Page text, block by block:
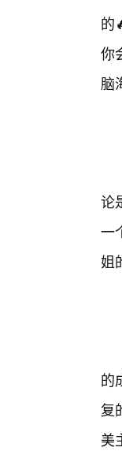
的
你
脑
论
一
姐
的
复
美